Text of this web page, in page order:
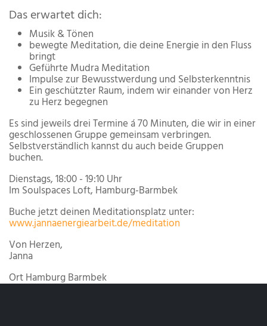
Das erwartet dich:​
Musik & Tönen
bewegte Meditation, die deine Energie in den Fluss
bringt
Geführte Mudra Meditation
Impulse zur Bewusstwerdung und Selbsterkenntnis
Ein geschützter Raum, indem wir einander von Herz
zu Herz begegnen
Es sind jeweils drei Termine á 70 Minuten, die wir in einer
geschlossenen Gruppe gemeinsam verbringen.
Selbstverständlich kannst du auch beide Gruppen
buchen.
Dienstags, 18:00 - 19:10 Uhr
​Im Soulspaces Loft, Hamburg-Barmbek
Buche jetzt deinen Meditationsplatz unter:
www.jannaenergiearbeit.de/meditation
Von Herzen,
Janna
OrtHamburg Barmbek